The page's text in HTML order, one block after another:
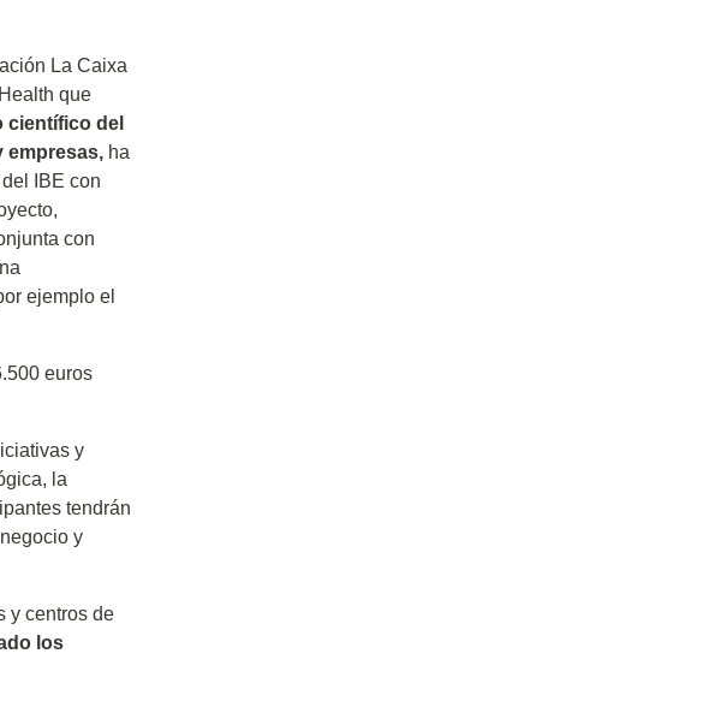
La Caixa
que
del
empresas, ha
IBE con
con
ejemplo el
euros
y
la
tendrán
y
y centros de
los